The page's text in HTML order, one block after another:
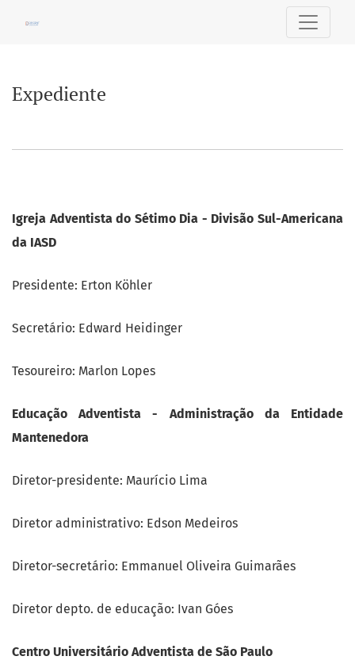
Expediente
Igreja Adventista do Sétimo Dia - Divisão Sul-Americana
da IASD
Presidente: Erton Köhler
Secretário: Edward Heidinger
Tesoureiro: Marlon Lopes
Educação Adventista - Administração da Entidade
Mantenedora
Diretor-presidente: Maurício Lima
Diretor administrativo: Edson Medeiros
Diretor-secretário: Emmanuel Oliveira Guimarães
Diretor depto. de educação: Ivan Góes
Centro Universitário Adventista de São Paulo